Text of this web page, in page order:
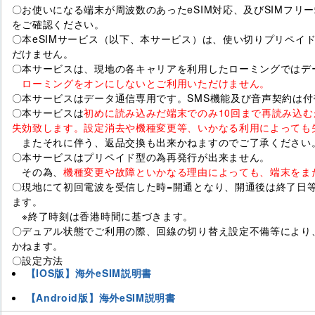
〇お使いになる端末が周波数のあったeSIM対応、及びSIMフリ
をご確認ください。
〇本eSIMサービス（以下、本サービス）は、使い切りプリペイ
だけません。
〇本サービスは、現地の各キャリアを利用したローミングでは
ローミングをオンにしないとご利用いただけません。
〇本サービスはデータ通信専用です。SMS機能及び音声契約は
〇本サービスは初めに読み込みだ端末でのみ10回まで再読み込
失効致します。設定消去や機種変更等、いかなる利用によって
またそれに伴う、返品交換も出来かねますのでご了承ください
〇本サービスはプリペイド型の為再発行が出来ません。
その為、機種変更や故障といかなる理由によっても、端末を
〇現地にて初回電波を受信した時=開通となり、開通後は終了
ます。
※終了時刻は香港時間に基づきます。
〇デュアル状態でご利用の際、回線の切り替え設定不備等によ
かねます。
〇設定方法
【IOS版】海外eSIM説明書
【Android版】海外eSIM説明書